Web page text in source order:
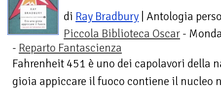
di Ray Bradbury | Antologia
Piccola Biblioteca Oscar -
- Reparto Fantascienza
Fahrenheit 451 è uno dei capolavori della
gioia appiccare il fuoco contiene il nucleo